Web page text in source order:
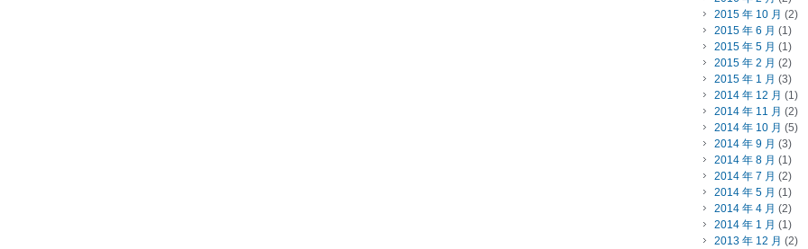
2015 年 10 月 (2)
2015 年 6 月 (1)
2015 年 5 月 (1)
2015 年 2 月 (2)
2015 年 1 月 (3)
2014 年 12 月 (1)
2014 年 11 月 (2)
2014 年 10 月 (5)
2014 年 9 月 (3)
2014 年 8 月 (1)
2014 年 7 月 (2)
2014 年 5 月 (1)
2014 年 4 月 (2)
2014 年 1 月 (1)
2013 年 12 月 (2)